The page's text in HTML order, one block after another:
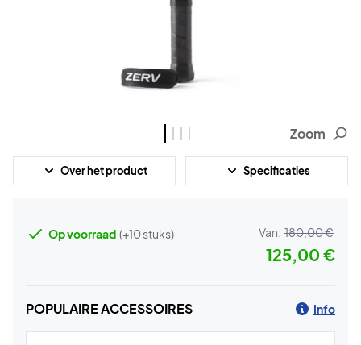
Zoom
Over het product Specificaties
Op voorraad (+10 stuks) Van: 180,00 €
125,00 €
POPULAIRE ACCESSOIRES Info